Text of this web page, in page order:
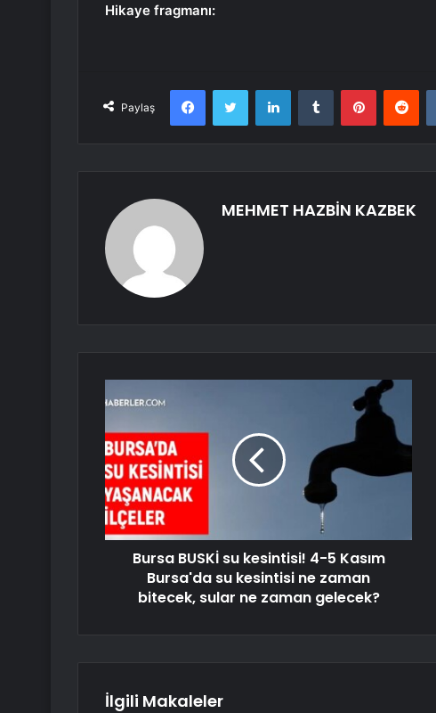
Hikaye fragmanı:
Paylaş
FacebookTwitter LinkedInTumblr Pinterest
MEHMET HAZBİN KAZBEK
Bursa BUSKİ su kesintisi! 4-5 Kasım
Bursa'da su kesintisi ne zaman
bitecek, sular ne zaman gelecek?
İlgili Makaleler